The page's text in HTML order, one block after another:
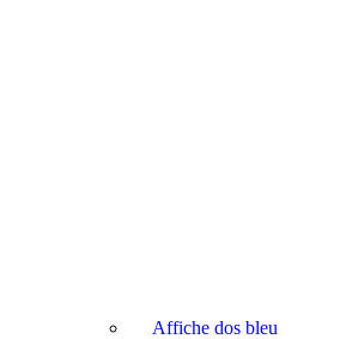
Affiche dos bleu